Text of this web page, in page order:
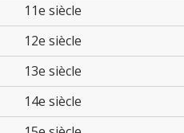
11e siècle
12e siècle
13e siècle
14e siècle